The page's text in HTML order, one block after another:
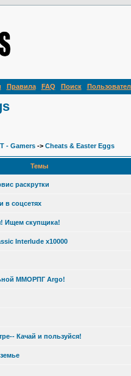
Правила FAQ Поиск
- Gamers -> Cheats & Easter Eggs
Темы
раскрутки
в соцсетях
Ищем скупщика!
Interlude х10000
ММОРПГ Argo!
Качай и пользуйся!